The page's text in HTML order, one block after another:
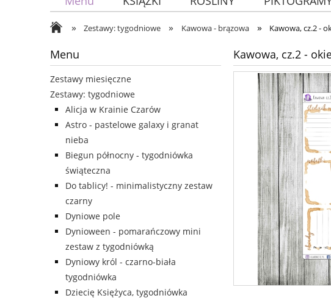
JESIEŃ
ZWIERZĘTA O nas KROPKI
KALENDARZE
DO PLANOWANIA
Diavolicious
WIOSNA
» Zestawy: tygodniowe » Kawowa - brązowa » Kawowa, cz.2 -
Menu
Zestawy miesięczne
Zestawy: tygodniowe
Alicja w Krainie Czarów
Astro - pastelowe galaxy i granat
nieba
Biegun północny - tygodniówka
świąteczna
Do tablicy! - minimalistyczny zestaw
czarny
Dyniowe pole
Dynioween - pomarańczowy mini
zestaw z tygodniówką
Dyniowy król - czarno-biała
tygodniówka
Dziecię Księżyca, tygodniówka
Kawowa, cz.2 -